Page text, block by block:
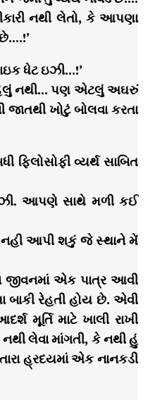
નથી લેતો, કે આપણા
ધેટ ઇઝી…!’
નથી… પણ એટલું અઘરું
ખોટું બોલવા કરતા
ફિલોસોફી વ્યર્થ સાબિત
આપણે સાથે મળી કઈ
આપી શકું જે સ્થાને મેં
જીવનમાં એક પાત્ર આવી
બાકી રેહતી હોય છે. એવી
મૂર્તિ માટે ખાલી રાખી
લેવા માંગતી, કે નથી હું
હ્રદયમાં એક નાનકડી